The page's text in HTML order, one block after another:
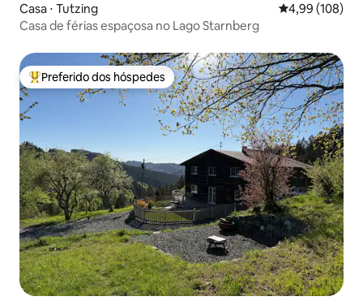
Casa ⋅ Tutzing 4,99 de uma
4,99 (108)
Casa de férias espaçosa no Lago Starnberg
Entre os melhores preferidos dos hóspedes
Preferido dos hóspedes